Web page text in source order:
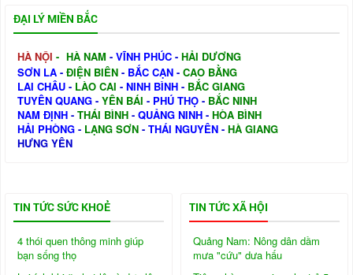
ĐẠI LÝ MIỀN BẮC
HÀ NỘI - HÀ NAM - VĨNH PHÚC - HẢI DƯƠNG
SƠN LA - ĐIỆN BIÊN - BẮC CẠN - CAO BẰNG
LAI CHÂU - LÀO CAI - NINH BÌNH - BẮC GIANG
TUYÊN QUANG - YÊN BÁI - PHÚ THỌ - BẮC NINH
NAM ĐỊNH - THÁI BÌNH - QUẢNG NINH - HÒA BÌNH
HẢI PHÒNG - LẠNG SƠN - THÁI NGUYÊN - HÀ GIANG
HƯNG YÊN
TIN TỨC SỨC KHOẺ
4 thói quen thông minh giúp
bạn sống thọ
TIN TỨC XÃ HỘI
Quảng Nam: Nông dân dầm
mưa "cứu" dưa hấu